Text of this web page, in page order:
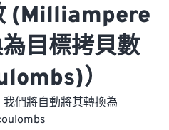
(Milliampere
目標拷貝數
）
們將自動將其轉換為